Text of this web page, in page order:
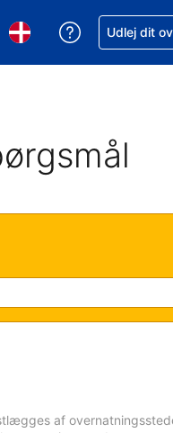
Din nuværende
Vælg sprog. Dit
Få hjælp til
Udlej dit
af